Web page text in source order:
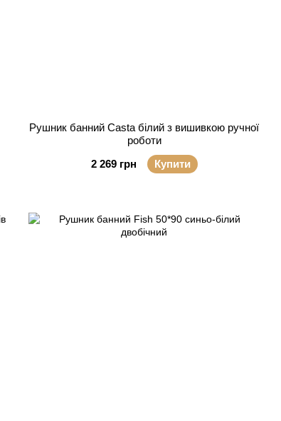
Рушник банний Сasta білий з вишивкою ручної
роботи
2 269 грн
Купити